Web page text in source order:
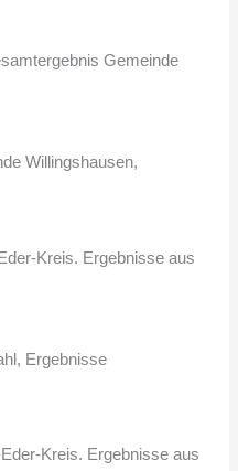
Gemeinde
Kreis. Ergebnisse aus
Kreis. Ergebnisse aus